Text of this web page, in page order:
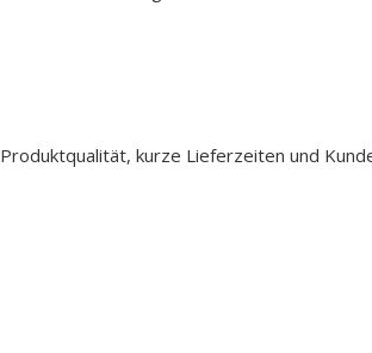
kurze Lieferzeiten und